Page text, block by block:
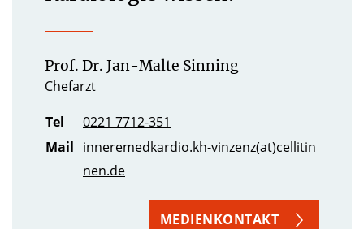
Prof. Dr. Jan-Malte Sinning
Chefarzt
Tel
0221 7712-351
Mail inneremedkardio.kh-vinzenz(at)cellitin
nen.de
MEDIENKONTAKT